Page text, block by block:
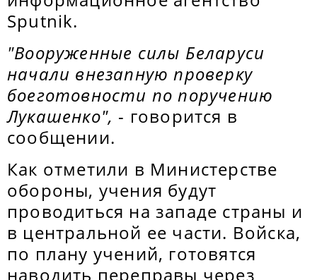
Sputnik.
"Вооруженные силы Беларуси
начали внезапную проверку
боеготовности по поручению
Лукашенко", - говорится в
сообщении.
Как отметили в Министерстве
обороны, учения будут
проводиться на западе страны и
в центральной ее части. Войска,
по плану учений, готовятся
наводить переправы через